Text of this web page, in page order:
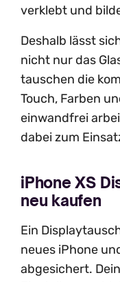
verklebt und
Deshalb lässt
nicht nur das
tauschen die
Touch, Farben
einwandfrei
dabei zum
iPhone XS
neu kaufen
Ein
neues iPhone
abgesichert.